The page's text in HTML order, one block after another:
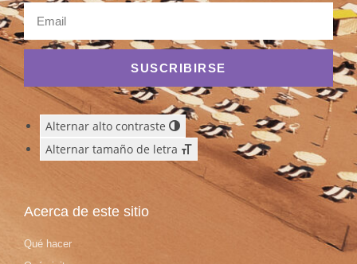
SUSCRIBIRSE
Alternar alto contraste
Alternar tamaño de letra
Acerca de este sitio
Qué hacer